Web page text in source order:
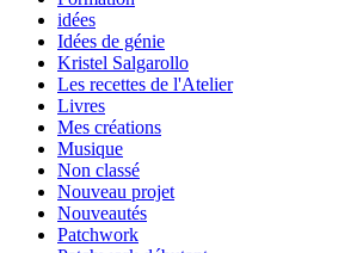
idées
Idées de génie
Kristel Salgarollo
Les recettes de l'Atelier
Livres
Mes créations
Musique
Non classé
Nouveau projet
Nouveautés
Patchwork